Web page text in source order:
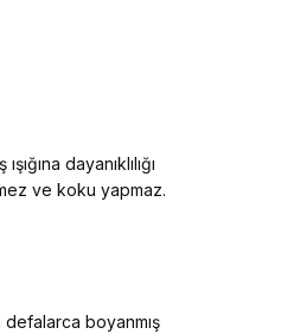
dayanıklılığı
ve koku yapmaz.
boyanmış